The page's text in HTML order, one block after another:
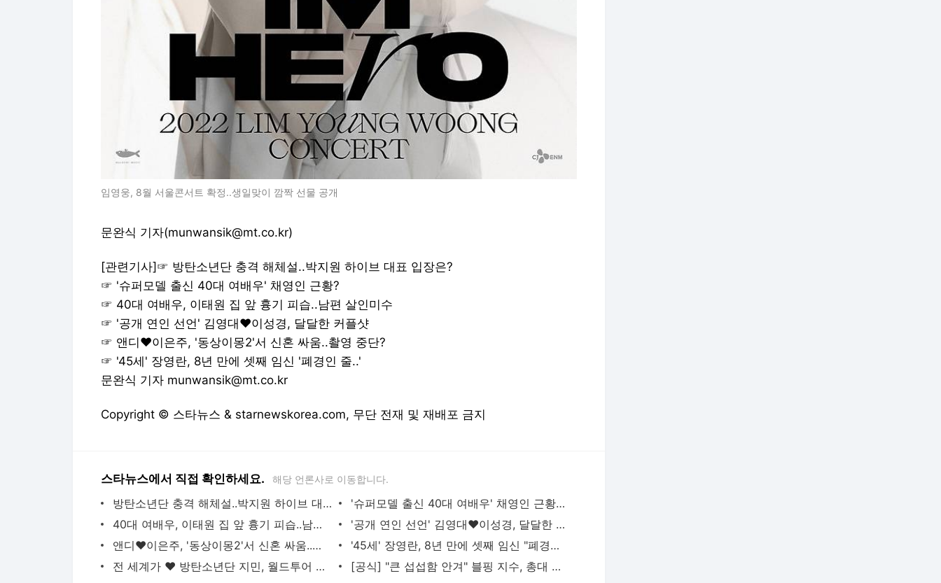
임영웅, 8월 서울콘서트 확정..생일맞이 깜짝 선물 공개
문완식 기자(munwansik@mt.co.kr)
[관련기사]☞ 방탄소년단 충격 해체설..박지원 하이브 대표 입장은?
☞ '슈퍼모델 출신 40대 여배우' 채영인 근황?
☞ 40대 여배우, 이태원 집 앞 흉기 피습..남편 살인미수
☞ '공개 연인 선언' 김영대♥이성경, 달달한 커플샷
☞ 앤디♥이은주, '동상이몽2'서 신혼 싸움..촬영 중단?
☞ '45세' 장영란, 8년 만에 셋째 임신 '폐경인 줄..'
문완식 기자 munwansik@mt.co.kr
Copyright © 스타뉴스 & starnewskorea.com, 무단 전재 및 재배포 금지
스타뉴스에서 직접 확인하세요. 해당 언론사로 이동합니다.
방탄소년단 충격 해체설..박지원 하이브 대표 입장은?- 스타뉴스
'슈퍼모델 출신 40대 여배우' 채영인 근황?- 스타뉴스
40대 여배우, 이태원 집 앞 흉기 피습..남편 살인미수- 스타뉴스
'공개 연인 선언' 김영대♥이성경, 달달한 커플샷- 스타뉴스
앤디♥이은주, '동상이몽2'서 신혼 싸움..촬영 중단?- 스타뉴스
'45세' 장영란, 8년 만에 셋째 임신 "폐경인 줄.."- 스타뉴스
전 세계가 ♥ 방탄소년단 지민, 월드투어 비하인드..빛나는 반전 매력 | 스타뉴스
[공식] "큰 섭섭함 안겨" 블핑 지수, 총대 메고 공개 사과 [스타이슈] | 스타뉴스